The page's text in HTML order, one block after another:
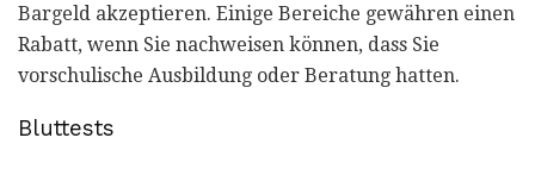
Bargeld akzeptieren. Einige Bereiche gewähren einen
Rabatt, wenn Sie nachweisen können, dass Sie
vorschulische Ausbildung oder Beratung hatten.
Bluttests